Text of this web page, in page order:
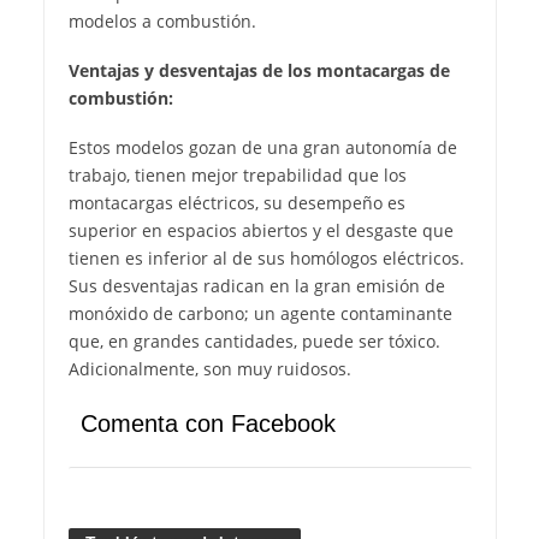
modelos a combustión.
Ventajas y desventajas de los montacargas de
combustión:
Estos modelos gozan de una gran autonomía de
trabajo, tienen mejor trepabilidad que los
montacargas eléctricos, su desempeño es
superior en espacios abiertos y el desgaste que
tienen es inferior al de sus homólogos eléctricos.
Sus desventajas radican en la gran emisión de
monóxido de carbono; un agente contaminante
que, en grandes cantidades, puede ser tóxico.
Adicionalmente, son muy ruidosos.
Comenta con Facebook